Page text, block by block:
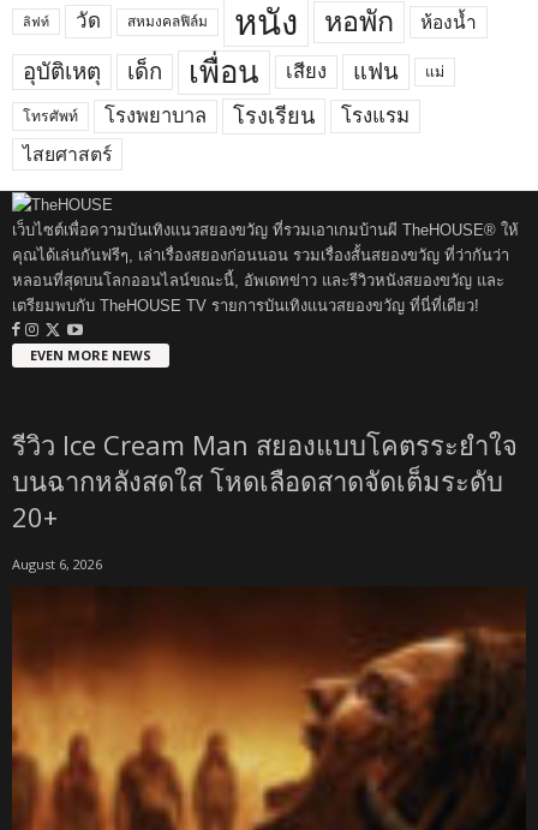
ลิฟท์ วัด สหมงคลฟิล์ม หนัง หอพัก ห้องน้ำ
อุบัติเหตุ เด็ก เพื่อน เสียง แฟน แม่
โทรศัพท์ โรงพยาบาล โรงเรียน โรงแรม
ไสยศาสตร์
เว็บไซต์เพื่อความบันเทิงแนวสยองขวัญ ที่รวมเอาเกมบ้านผี TheHOUSE® ให้
คุณได้เล่นกันฟรีๆ, เล่าเรื่องสยองก่อนนอน รวมเรื่องสั้นสยองขวัญ ที่ว่ากันว่า
หลอนที่สุดบนโลกออนไลน์ขณะนี้, อัพเดทข่าว และรีวิวหนังสยองขวัญ และ
เตรียมพบกับ TheHOUSE TV รายการบันเทิงแนวสยองขวัญ ที่นี่ที่เดียว!
EVEN MORE NEWS
รีวิว Ice Cream Man สยองแบบโคตรระยำใจ
บนฉากหลังสดใส โหดเลือดสาดจัดเต็มระดับ
20+
August 6, 2026